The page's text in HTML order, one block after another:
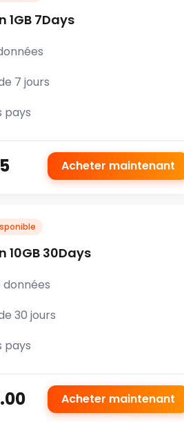
1GB 7Days
7 jours
pays
Acheter maintenant
10GB 30Days
données
30 jours
pays
Acheter maintenant